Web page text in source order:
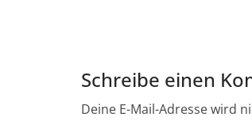
Schreibe einen
Deine E-Mail-Adresse wird